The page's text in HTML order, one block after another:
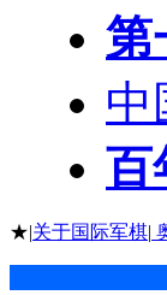
第
中
百
★|关于国际军棋|